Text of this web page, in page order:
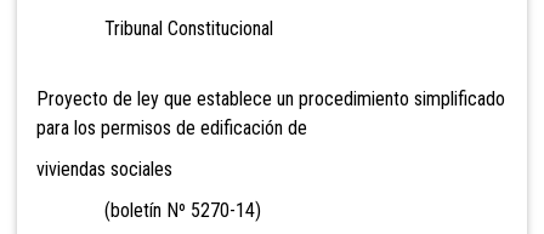
Tribunal Constitucional
Proyecto de ley que establece un procedimiento simplificado
para los permisos de edificación de
viviendas sociales
(boletín Nº 5270-14)